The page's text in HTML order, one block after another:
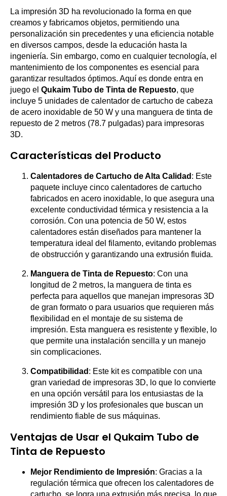
La impresión 3D ha revolucionado la forma en que
creamos y fabricamos objetos, permitiendo una
personalización sin precedentes y una eficiencia notable
en diversos campos, desde la educación hasta la
ingeniería. Sin embargo, como en cualquier tecnología, el
mantenimiento de los componentes es esencial para
garantizar resultados óptimos. Aquí es donde entra en
juego el Qukaim Tubo de Tinta de Repuesto, que
incluye 5 unidades de calentador de cartucho de cabeza
de acero inoxidable de 50 W y una manguera de tinta de
repuesto de 2 metros (78.7 pulgadas) para impresoras
3D.
Características del Producto
Calentadores de Cartucho de Alta Calidad : Este
paquete incluye cinco calentadores de cartucho
fabricados en acero inoxidable, lo que asegura una
excelente conductividad térmica y resistencia a la
corrosión. Con una potencia de 50 W, estos
calentadores están diseñados para mantener la
temperatura ideal del filamento, evitando problemas
de obstrucción y garantizando una extrusión fluida.
Manguera de Tinta de Repuesto: Con una
longitud de 2 metros, la manguera de tinta es
perfecta para aquellos que manejan impresoras 3D
de gran formato o para usuarios que requieren más
flexibilidad en el montaje de su sistema de
impresión. Esta manguera es resistente y flexible, lo
que permite una instalación sencilla y un manejo
sin complicaciones.
Compatibilidad : Este kit es compatible con una
gran variedad de impresoras 3D, lo que lo convierte
en una opción versátil para los entusiastas de la
impresión 3D y los profesionales que buscan un
rendimiento fiable de sus máquinas.
Ventajas de Usar el Qukaim Tubo de
Tinta de Repuesto
Mejor Rendimiento de Impresión: Gracias a la
regulación térmica que ofrecen los calentadores de
cartucho, se logra una extrusión más precisa, lo que